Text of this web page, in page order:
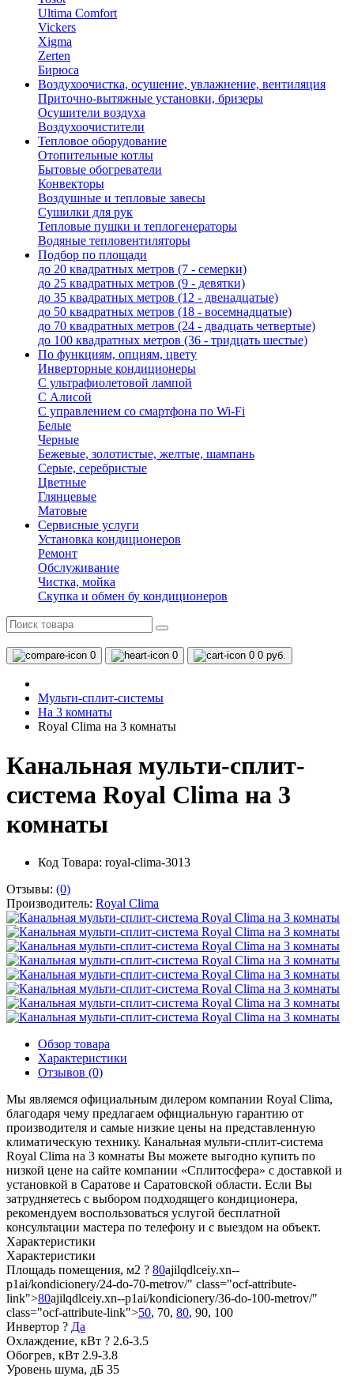
Ultima Comfort
Vickers
Xigma
Zerten
Бирюса
Воздухоочистка, осушение, увлажнение, вентиляция
Приточно-вытяжные установки, бризеры
Осушители воздуха
Воздухоочистители
Тепловое оборудование
Отопительные котлы
Бытовые обогреватели
Конвекторы
Воздушные и тепловые завесы
Сушилки для рук
Тепловые пушки и теплогенераторы
Водяные тепловентиляторы
Подбор по площади
до 20 квадратных метров (7 - семерки)
до 25 квадратных метров (9 - девятки)
до 35 квадратных метров (12 - двенадцатые)
до 50 квадратных метров (18 - восемнадцатые)
до 70 квадратных метров (24 - двадцать четвертые)
до 100 квадратных метров (36 - тридцать шестые)
По функциям, опциям, цвету
Инверторные кондиционеры
С ультрафиолетовой лампой
С Алисой
С управлением со смартфона по Wi-Fi
Белые
Черные
Бежевые, золотистые, желтые, шампань
Серые, серебристые
Цветные
Глянцевые
Матовые
Сервисные услуги
Установка кондиционеров
Ремонт
Обслуживание
Чистка, мойка
Скупка и обмен бу кондиционеров
0 0 0 0 руб.
Мульти-сплит-системы
На 3 комнаты
Royal Clima на 3 комнаты
Канальная мульти-сплит-
система Royal Clima на 3
комнаты
Код Товара: royal-clima-3013
Отзывы: (0)
Производитель: Royal Clima
Обзор товара
Характеристики
Отзывов (0)
Мы являемся официальным дилером компании Royal Clima,
благодаря чему предлагаем официальную гарантию от
производителя и самые низкие цены на представленную
климатическую технику. Канальная мульти-сплит-система
Royal Clima на 3 комнаты Вы можете выгодно купить по
низкой цене на сайте компании «Сплитосфера» с доставкой и
установкой в Саратове и Саратовской области. Если Вы
затрудняетесь с выбором подходящего кондиционера,
рекомендуем воспользоваться услугой бесплатной
консультации мастера по телефону и с выездом на объект.
Характеристики
Характеристики
Площадь помещения, м2 ? 80ajilqdlceiy.xn--
p1ai/kondicionery/24-do-70-metrov/" class="ocf-attribute-
link">80ajilqdlceiy.xn--p1ai/kondicionery/36-do-100-metrov/"
class="ocf-attribute-link">50, 70, 80, 90, 100
Инвертор ? Да
Охлаждение, кВт ? 2.6-3.5
Обогрев, кВт 2.9-3.8
Уровень шума, дБ 35